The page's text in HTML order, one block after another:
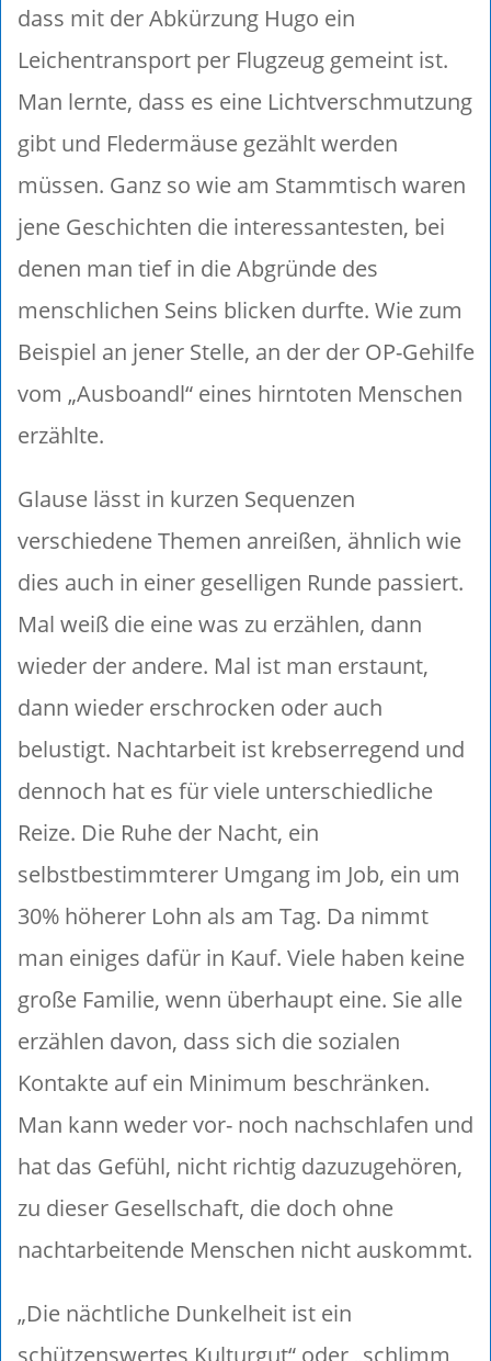
dass mit der Abkürzung Hugo ein
Leichentransport per Flugzeug gemeint ist.
Man lernte, dass es eine Lichtverschmutzung
gibt und Fledermäuse gezählt werden
müssen. Ganz so wie am Stammtisch waren
jene Geschichten die interessantesten, bei
denen man tief in die Abgründe des
menschlichen Seins blicken durfte. Wie zum
Beispiel an jener Stelle, an der der OP-Gehilfe
vom „Ausboandl“ eines hirntoten Menschen
erzählte.
Glause lässt in kurzen Sequenzen
verschiedene Themen anreißen, ähnlich wie
dies auch in einer geselligen Runde passiert.
Mal weiß die eine was zu erzählen, dann
wieder der andere. Mal ist man erstaunt,
dann wieder erschrocken oder auch
belustigt. Nachtarbeit ist krebserregend und
dennoch hat es für viele unterschiedliche
Reize. Die Ruhe der Nacht, ein
selbstbestimmterer Umgang im Job, ein um
30% höherer Lohn als am Tag. Da nimmt
man einiges dafür in Kauf. Viele haben keine
große Familie, wenn überhaupt eine. Sie alle
erzählen davon, dass sich die sozialen
Kontakte auf ein Minimum beschränken.
Man kann weder vor- noch nachschlafen und
hat das Gefühl, nicht richtig dazuzugehören,
zu dieser Gesellschaft, die doch ohne
nachtarbeitende Menschen nicht auskommt.
„Die nächtliche Dunkelheit ist ein
schützenswertes Kulturgut“ oder „schlimm